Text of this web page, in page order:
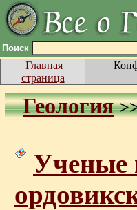
Поиск
Главная
страница
Геология
Ученые